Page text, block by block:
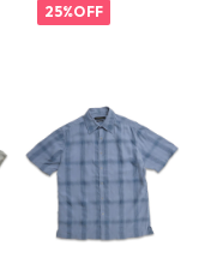
ャツ ブルー 表
25%OFF